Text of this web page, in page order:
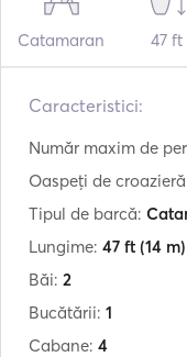
Catamaran 47 ft
Caracteristici:
Număr maxim de
Oaspeți de
Tipul de barcă:
Lungime: 47 ft (14 m)
Băi: 2
Bucătării: 1
Cabane: 4